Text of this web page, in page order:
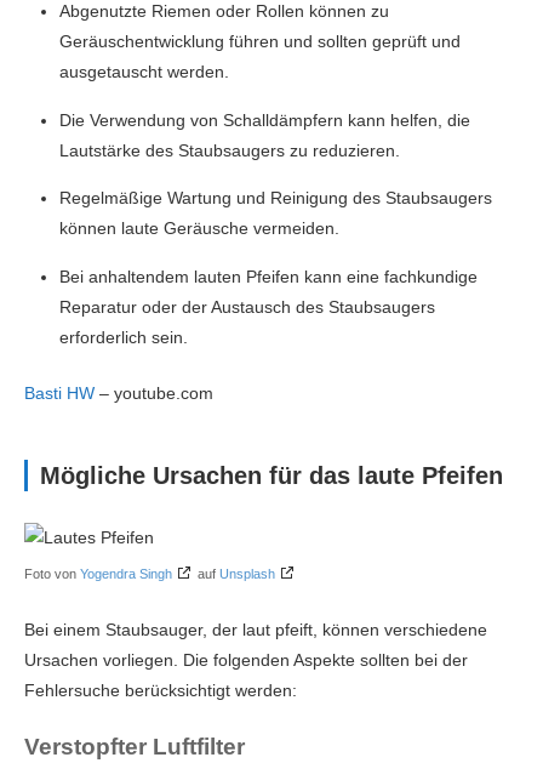
Abgenutzte Riemen oder Rollen können zu
Geräuschentwicklung führen und sollten geprüft und
ausgetauscht werden.
Die Verwendung von Schalldämpfern kann helfen, die
Lautstärke des Staubsaugers zu reduzieren.
Regelmäßige Wartung und Reinigung des Staubsaugers
können laute Geräusche vermeiden.
Bei anhaltendem lauten Pfeifen kann eine fachkundige
Reparatur oder der Austausch des Staubsaugers
erforderlich sein.
Basti HW – youtube.com
Mögliche Ursachen für das laute Pfeifen
Foto von Yogendra Singh auf Unsplash
Bei einem Staubsauger, der laut pfeift, können verschiedene
Ursachen vorliegen. Die folgenden Aspekte sollten bei der
Fehlersuche berücksichtigt werden:
Verstopfter Luftfilter